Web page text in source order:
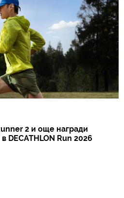
2 и още награди
DECATHLON Run 2026